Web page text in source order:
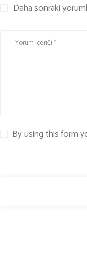
Daha sonraki
By using this form